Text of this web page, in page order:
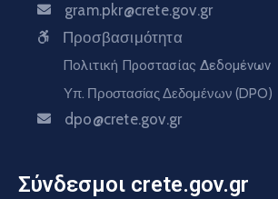
gram.pkr@crete.gov.gr
Προσβασιμότητα
Πολιτική Προστασίας Δεδομένων
Υπ. Προστασίας Δεδομένων (DPO)
dpo@crete.gov.gr
Σύνδεσμοι crete.gov.gr